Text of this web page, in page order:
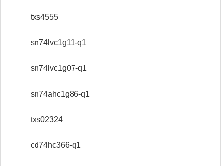
txs4555
sn74lvc1g11-q1
sn74lvc1g07-q1
sn74ahc1g86-q1
txs02324
cd74hc366-q1